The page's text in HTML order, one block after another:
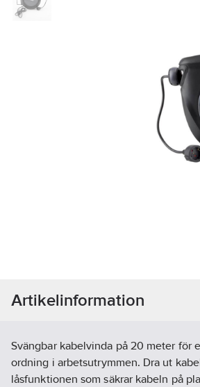
Artikelinformation
Svängbar kabelvinda på 20 meter
ordning i arbetsutrymmen. Dra ut
låsfunktionen som säkrar kabeln på